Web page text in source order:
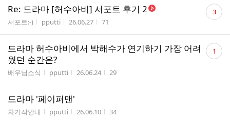
Re: 드라마 [허수아비] 서포트 후기 2
게시판명
서포트:-) 작성자
pputti 작성시간
26.06.27 조회수
71
댓
글 3
드라마 허수아비에서 박해수가 연기하기 가장 어려
웠던 순간은?
게시판명
배우님소식 작성자
pputti 작성시간
26.06.24 조회수
29
댓
글 1
드라마 '페이퍼맨'
게시판명
차기작안내 작성자
pputti 작성시간
26.06.10 조회수
34